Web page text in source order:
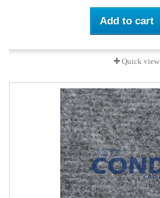
Add to cart
Quick view